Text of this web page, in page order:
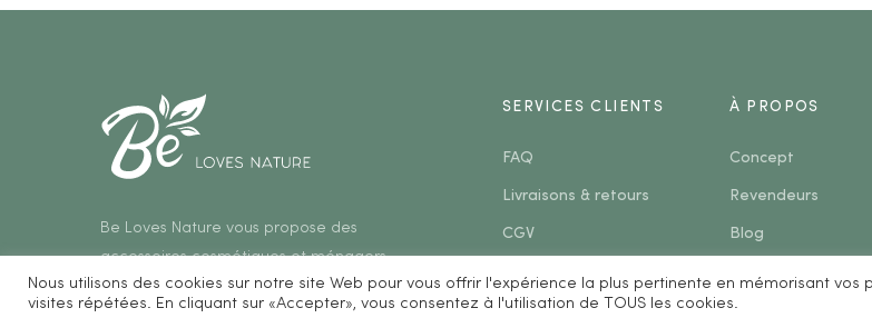
Be Loves Nature vous propose des
accessoires cosmétiques et ménagers
zéro déchet.
SERVICES CLIENTS
FAQ
Livraisons & retours
CGV
À PROPOS
Concept
Revendeurs
Blog
Nous utilisons des cookies sur notre site Web pour vous offrir l'expérience la plus pertinente en mémorisant vos
visites répétées. En cliquant sur «Accepter», vous consentez à l'utilisation de TOUS les cookies.